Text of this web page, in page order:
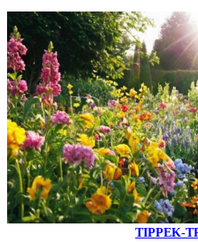
TIPPEK-